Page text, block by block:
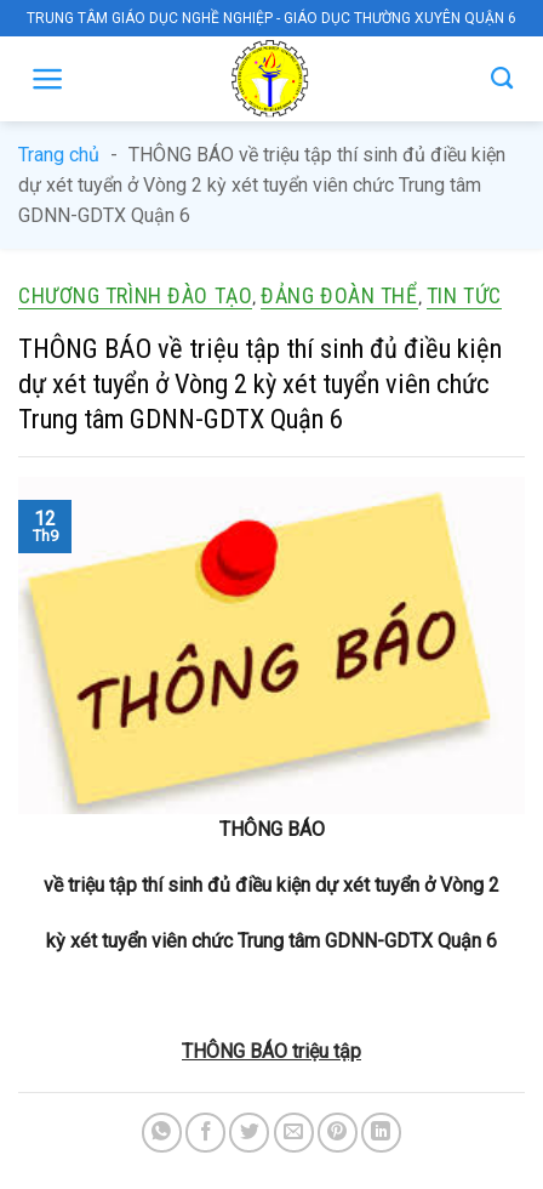
Skip
to
content
TRUNG TÂM GIÁO DỤC NGHỀ NGHIỆP - GIÁO DỤC THƯỜNG XUYÊN QUẬN 6
Trang chủ - THÔNG BÁO về triệu tập thí sinh đủ điều kiện
dự xét tuyển ở Vòng 2 kỳ xét tuyển viên chức Trung tâm
GDNN-GDTX Quận 6
CHƯƠNG TRÌNH ĐÀO TẠO,ĐẢNG ĐOÀN THỂ, TIN TỨC
THÔNG BÁO về triệu tập thí sinh đủ điều kiện
dự xét tuyển ở Vòng 2 kỳ xét tuyển viên chức
Trung tâm GDNN-GDTX Quận 6
12
Th9
THÔNG BÁO
về triệu tập thí sinh đủ điều kiện dự xét tuyển ở Vòng 2
kỳ xét tuyển viên chức Trung tâm GDNN-GDTX Quận 6
THÔNG BÁO triệu tập